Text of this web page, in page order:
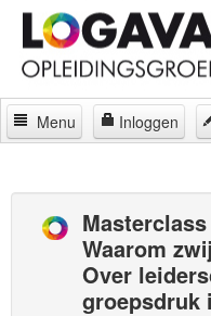
Menu Inloggen
Curatorium
Regelingen
Waarom
Over
groepsdruk